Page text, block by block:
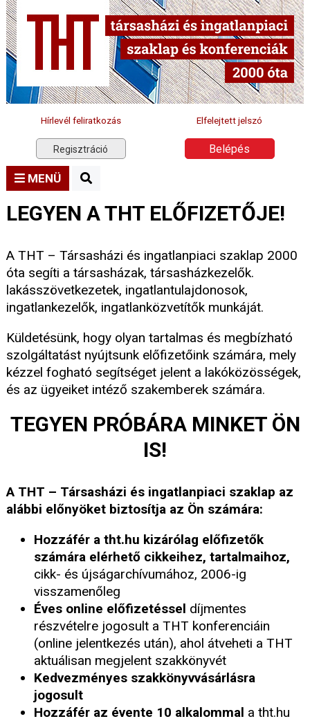
Hírlevél feliratkozás Elfelejtett jelszó
Regisztráció Belépés
MENÜ
LEGYEN A THT ELŐFIZETŐJE!
A THT – Társasházi és ingatlanpiaci szaklap 2000
óta segíti a társasházak, társasházkezelők.
lakásszövetkezetek, ingatlantulajdonosok,
ingatlankezelők, ingatlanközvetítők munkáját.
Küldetésünk, hogy olyan tartalmas és megbízható
szolgáltatást nyújtsunk előfizetőink számára, mely
kézzel fogható segítséget jelent a lakóközösségek,
és az ügyeiket intéző szakemberek számára.
TEGYEN PRÓBÁRA MINKET ÖN
IS!
A THT – Társasházi és ingatlanpiaci szaklap az
alábbi előnyöket biztosítja az Ön számára:
Hozzáfér a tht.hu kizárólag előfizetők
számára elérhető cikkeihez, tartalmaihoz,
cikk- és újságarchívumához, 2006-ig
visszamenőleg
Éves online előfizetéssel díjmentes
részvételre jogosult a THT konferenciáin
(online jelentkezés után), ahol átveheti a THT
aktuálisan megjelent szakkönyvét
Kedvezményes szakkönyvvásárlásra
jogosult
Hozzáfér az évente 10 alkalommal a tht.hu